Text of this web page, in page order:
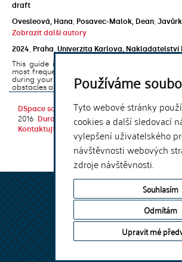
Používáme
Tyto webové stránky
cookies a další sledovací
vylepšení uživatelského
návštěvnosti webových
zdroje návštěvnosti.
Souhlasím
Odmítám
Upravit mé
draft
Ovesleová, Hana; Posavec-Malok, Dean;
Zobrazit další autory
2024
Praha Univerzita Karlova, Nakladatelství
This guide introduces the e-learning support
most frequently at Charles University and that
during your studies. It will also help you to
obstacles associated ...
DSpace softwarecopyright © 2002-
2016
DuraSpace
Kontaktujte nás